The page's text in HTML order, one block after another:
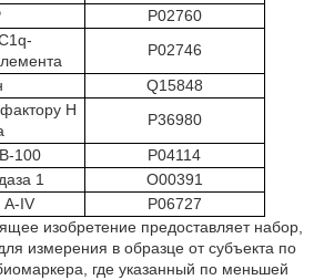
Р02760
Р02746
Q15848
Н
Р36980
100
Р04114
1
O00391
A-IV
Р06727
изобретение предоставляет набор,
измерения в образце от субъекта по
где указанный по меньшей